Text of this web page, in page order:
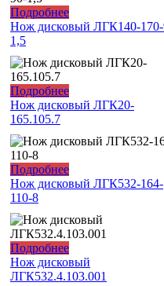
Подробнее
Нож дисковый ЛГК140-
1,5
Подробнее
Нож дисковый ЛГК20-
165.105.7
Подробнее
Нож дисковый ЛГК532-164-
110-8
Подробнее
Нож дисковый
ЛГК532.4.103.001